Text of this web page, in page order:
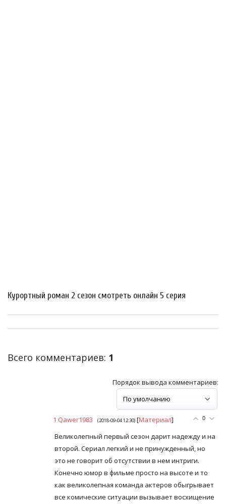
Курортный роман 2 сезон смотреть онлайн 5 серия
Всего комментариев: 1
Порядок вывода комментариев:
0
1 Qawer1983 (2018-09-04 12:30) [Материал]
Великолепный первый сезон дарит надежду и на
второй. Сериал легкий и не принужденный, но
это не говорит об отсутствии в нем интриги.
Конечно юмор в фильме просто на высоте и то
как великолепная команда актеров обыгрывает
все комические ситуации вызывает восхищение